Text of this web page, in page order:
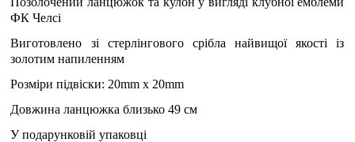
ФК Челсі
Виготовлено зі стерлінгового срібла найвищої якості із
золотим напиленням
Розміри підвіски: 20mm x 20mm
Довжина ланцюжка близько 49 см
У подарунковій упаковці